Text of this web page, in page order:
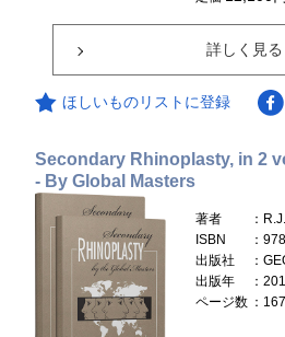
詳しく見る
ほしいものリストに登録
Secondary Rhinoplasty, in 2
- By Global Masters
著者
：
ISBN
：
出版社
：
出版年
：
ページ数 ：